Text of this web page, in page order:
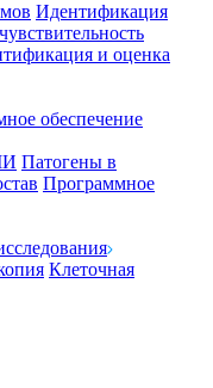
Идентификация
и оценка
обеспечение
Патогены в
Программное
Клеточная